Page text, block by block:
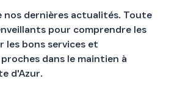
votre auxiliaire de vie
Maritimes
à accompagner ?
nos dernières actualités. Toute
pour comprendre les
les bons services et
dans le maintien à
d'Azur.